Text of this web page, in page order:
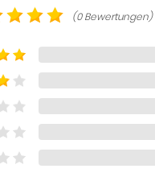
(0 Bewertungen)